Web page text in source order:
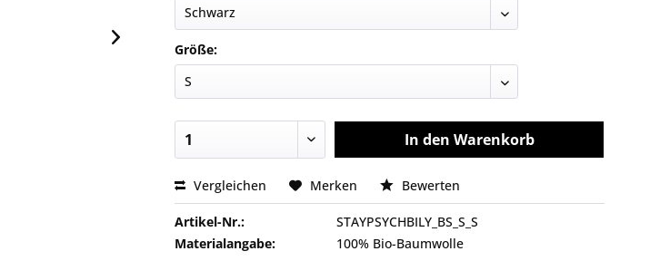
Größe:
In den Warenkorb
Vergleichen Merken Bewerten
Artikel-Nr.:
STAYPSYCHBILY_BS_S_S
Materialangabe:
100% Bio-Baumwolle